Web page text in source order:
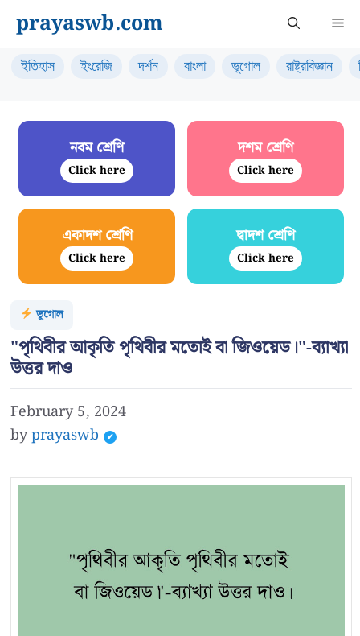
content
prayaswb.com
ইতিহাস ইংরেজি দর্শন বাংলা ভূগোল রাষ্ট্রবিজ্ঞান
নবম শ্রেণি
Click here
দশম শ্রেণি
Click here
একাদশ শ্রেণি
Click here
দ্বাদশ শ্রেণি
Click here
ভূগোল
"পৃথিবীর আকৃতি পৃথিবীর মতোই বা জিওয়েড।"-ব্যাখ্যা
উত্তর দাও
February 5, 2024
byprayaswb